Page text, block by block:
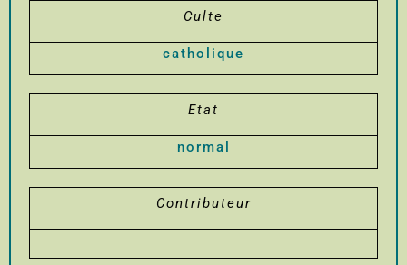
Culte
catholique
Etat
normal
Contributeur